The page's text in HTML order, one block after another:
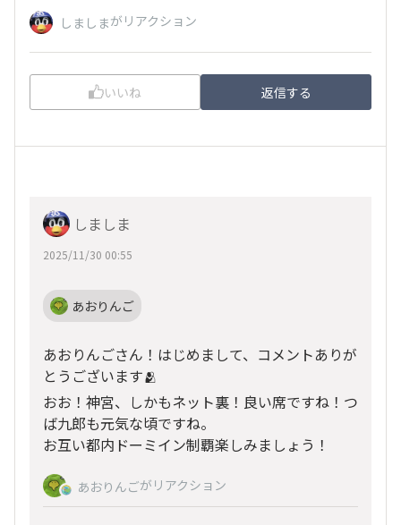
しましまがリアクション
いいね 返信する
しましま
2025/11/30 00:55
あおりんご
あおりんごさん！はじめまして、コメントありが
とうございます🫂
おお！神宮、しかもネット裏！良い席ですね！つ
ば九郎も元気な頃ですね。
お互い都内ドーミイン制覇楽しみましょう！
あおりんごがリアクション